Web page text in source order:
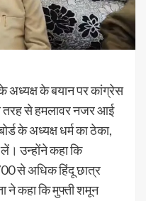
अध्यक्ष के बयान पर कांग्रेस
तरह से हमलावर नजर आई
के अध्यक्ष धर्म का ठेका,
उन्होंने कहा कि
से अधिक हिंदू छात्र
ने कहा कि मुफ्ती शमून